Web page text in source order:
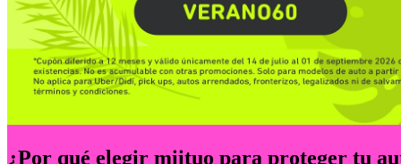
¿Por qué elegir miituo para proteger tu